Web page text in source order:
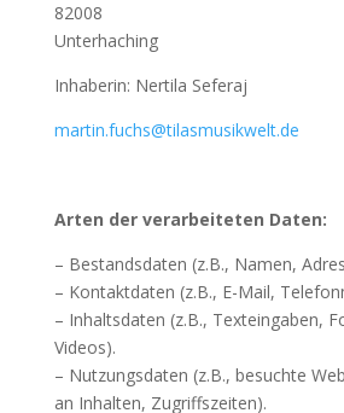
82008
Unterhaching
Inhaberin: Nertila Seferaj
martin.fuchs@tilasmusikwelt.de
Arten der verarbeiteten Daten:
– Bestandsdaten (z.B., Namen,
– Kontaktdaten (z.B., E-Mail,
– Inhaltsdaten (z.B., Texteingaben,
Videos).
– Nutzungsdaten (z.B., besuchte
an Inhalten, Zugriffszeiten).